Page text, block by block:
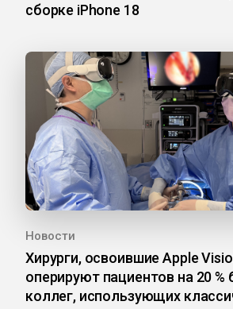
сборке iPhone 18
Новости
Хирурги, освоившие Apple
оперируют пациентов на 20 %
коллег, использующих